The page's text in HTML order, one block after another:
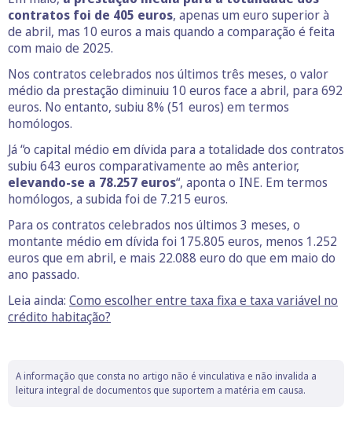
contratos foi de 405 euros, apenas um euro superior à
de abril, mas 10 euros a mais quando a comparação é feita
com maio de 2025.
Nos contratos celebrados nos últimos três meses, o valor
médio da prestação diminuiu 10 euros face a abril, para 692
euros. No entanto, subiu 8% (51 euros) em termos
homólogos.
Já “o capital médio em dívida para a totalidade dos contratos
subiu 643 euros comparativamente ao mês anterior,
elevando-se a 78.257 euros“, aponta o INE. Em termos
homólogos, a subida foi de 7.215 euros.
Para os contratos celebrados nos últimos 3 meses, o
montante médio em dívida foi 175.805 euros, menos 1.252
euros que em abril, e mais 22.088 euro do que em maio do
ano passado.
Leia ainda: Como escolher entre taxa fixa e taxa variável no
crédito habitação?
A informação que consta no artigo não é vinculativa e não invalida a
leitura integral de documentos que suportem a matéria em causa.